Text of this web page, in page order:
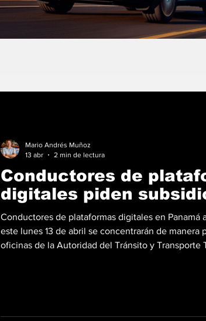
Conductores de
digitales piden
Conductores de plataformas digitales en Panamá
este lunes 13 de abril se concentrarán de manera
oficinas de la Autoridad del Tránsito y Transporte
concentración está prevista des
Mario Andrés Muñoz
13 abr
2 min de lectura